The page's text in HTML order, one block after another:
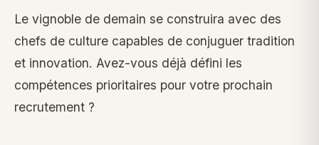
Le vignoble de demain se construira avec des
chefs de culture capables de conjuguer tradition
et innovation. Avez-vous déjà défini les
compétences prioritaires pour votre prochain
recrutement ?